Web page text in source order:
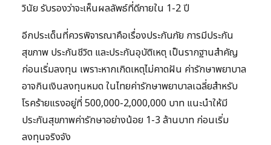
วินัย รับรองว่าจะเห็นผลลัพธ์ที่ดีภายใน 1-2 ปี
อีกประเด็นที่ควรพิจารณาคือเรื่องประกันภัย การมีประกัน
สุขภาพ ประกันชีวิต และประกันอุบัติเหตุ เป็นรากฐานสำคัญ
ก่อนเริ่มลงทุน เพราะหากเกิดเหตุไม่คาดฝัน ค่ารักษาพยาบาล
อาจกินเงินลงทุนหมด ในไทยค่ารักษาพยาบาลเฉลี่ยสำหรับ
โรคร้ายแรงอยู่ที่ 500,000-2,000,000 บาท แนะนำให้มี
ประกันสุขภาพค่ารักษาอย่างน้อย 1-3 ล้านบาท ก่อนเริ่ม
ลงทุนจริงจัง